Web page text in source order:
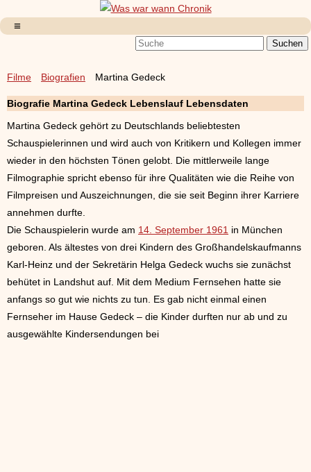
Filme Biografien Martina Gedeck
Biografie Martina Gedeck Lebenslauf Lebensdaten
Martina Gedeck gehört zu Deutschlands beliebtesten
Schauspielerinnen und wird auch von Kritikern und Kollegen immer
wieder in den höchsten Tönen gelobt. Die mittlerweile lange
Filmographie spricht ebenso für ihre Qualitäten wie die Reihe von
Filmpreisen und Auszeichnungen, die sie seit Beginn ihrer Karriere
annehmen durfte.
Die Schauspielerin wurde am 14. September 1961 in München
geboren. Als ältestes von drei Kindern des Großhandelskaufmanns
Karl-Heinz und der Sekretärin Helga Gedeck wuchs sie zunächst
behütet in Landshut auf. Mit dem Medium Fernsehen hatte sie
anfangs so gut wie nichts zu tun. Es gab nicht einmal einen
Fernseher im Hause Gedeck – die Kinder durften nur ab und zu
ausgewählte Kindersendungen bei